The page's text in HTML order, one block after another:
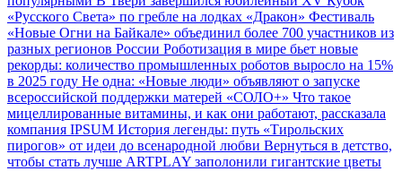
«Русского Света» по гребле на лодках «Дракон» Фестиваль
«Новые Огни на Байкале» объединил более 700 участников из
разных регионов России Роботизация в мире бьет новые
рекорды: количество промышленных роботов выросло на 15%
в 2025 году Не одна: «Новые люди» объявляют о запуске
всероссийской поддержки матерей «СОЛО+» Что такое
мицеллированные витамины, и как они работают, рассказала
компания IPSUM История легенды: путь «Тирольских
пирогов» от идеи до всенародной любви Вернуться в детство,
чтобы стать лучше ARTPLAY заполонили гигантские цветы